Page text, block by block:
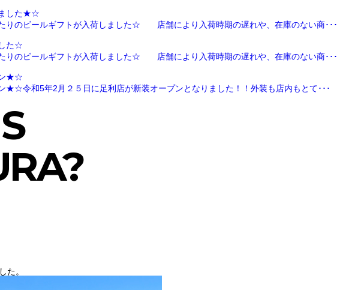
した★☆
りのビールギフトが入荷しました☆ 店舗により入荷時期の遅れや、在庫のない商･･･
た☆
りのビールギフトが入荷しました☆ 店舗により入荷時期の遅れや、在庫のない商･･･
★☆
令和5年2月２５日に足利店が新装オープンとなりました！！外装も店内もとて･･･
た。